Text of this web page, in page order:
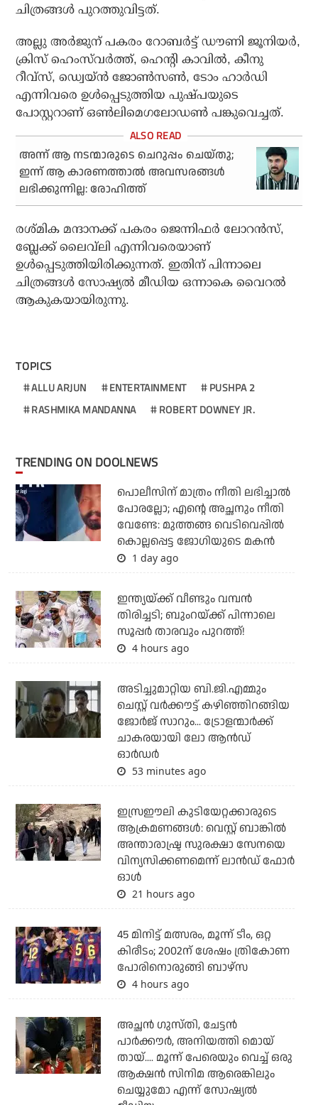
ചിത്രങ്ങള്‍ പുറത്തുവിട്ടത്.
അല്ലു അര്‍ജുന് പകരം റോബര്‍ട്ട് ഡൗണി ജൂനിയര്‍,
ക്രിസ് ഹെംസ്‌വര്‍ത്ത്, ഹെന്റി കാവില്‍, കീനു
റീവ്‌സ്, ഡ്വെയ്ന്‍ ജോണ്‍സണ്‍, ടോം ഹാര്‍ഡി
എന്നിവരെ ഉള്‍പ്പെടുത്തിയ പുഷ്പയുടെ
പോസ്റ്ററാണ് ഒണ്‍ലിമെഗലോഡണ്‍ പങ്കുവെച്ചത്.
അന്ന് ആ നടന്മാരുടെ ചെറുപ്പം ചെയ്തു;
ഇന്ന് ആ കാരണത്താല്‍ അവസരങ്ങള്‍
ലഭിക്കുന്നില്ല: രോഹിത്ത്
രശ്മിക മന്ദാനക്ക് പകരം ജെന്നിഫര്‍ ലോറന്‍സ്,
ബ്ലേക്ക് ലൈവ്‌ലി എന്നിവരെയാണ്
ഉള്‍പ്പെടുത്തിയിരിക്കുന്നത്. ഇതിന് പിന്നാലെ
ചിത്രങ്ങള്‍ സോഷ്യല്‍ മീഡിയ ഒന്നാകെ വൈറല്‍
ആകുകയായിരുന്നു.
TOPICS
ALLU ARJUN ENTERTAINMENT
PUSHPA 2
RASHMIKA MANDANNA
ROBERT DOWNEY JR.
TRENDING ON DOOLNEWS
പൊലീസിന് മാത്രം നീതി ലഭിച്ചാല്‍
പോരല്ലോ; എന്റെ അച്ഛനും നീതി
വേണ്ടേ: മുത്തങ്ങ വെടിവെപ്പില്‍
കൊല്ലപ്പെട്ട ജോഗിയുടെ മകന്‍
1 day ago
ഇന്ത്യയ്ക്ക് വീണ്ടും വമ്പന്‍
തിരിച്ചടി; ബുംറയ്ക്ക് പിന്നാലെ
സൂപ്പര്‍ താരവും പുറത്ത്!
4 hours ago
അടിച്ചുമാറ്റിയ ബി.ജി.എമ്മും
ചെസ്റ്റ് വര്‍ക്കൗട്ട് കഴിഞ്ഞിറങ്ങിയ
ജോര്‍ജ് സാറും... ട്രോളന്മാര്‍ക്ക്
ചാകരയായി ലോ ആന്‍ഡ്
ഓര്‍ഡര്‍
53 minutes ago
ഇസ്രഈലി കുടിയേറ്റക്കാരുടെ
ആക്രമണങ്ങള്‍: വെസ്റ്റ് ബാങ്കില്‍
അന്താരാഷ്ട്ര സുരക്ഷാ സേനയെ
വിന്യസിക്കണമെന്ന് ലാന്‍ഡ് ഫോര്‍
ഓള്‍
21 hours ago
45 മിനിട്ട് മത്സരം, മൂന്ന് ടീം, ഒറ്റ
കിരീടം; 2002ന് ശേഷം ത്രികോണ
പോരിനൊരുങ്ങി ബാഴ്‌സ
4 hours ago
അച്ഛന്‍ ഗുസ്തി, ചേട്ടന്‍
പാര്‍ക്കൗര്‍, അനിയത്തി മൊയ്
തായ്.... മൂന്ന് പേരെയും വെച്ച് ഒരു
ആക്ഷന്‍ സിനിമ ആരെങ്കിലും
ചെയ്യുമോ എന്ന് സോഷ്യല്‍